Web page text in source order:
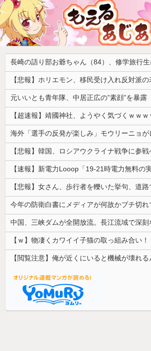
元いいとも青年隊、中居正広の”素顔”を暴露
【超速報】靖國神社、ようやく気づくｗｗ
【悲報】韓国、ロシアウクライナ戦争に参戦
中国、三峡ダムが全開放流。長江流域で深刻
【ｗ】物凄くカワイイ子猫の取っ組み合い！
【閲覧注意】俺が近くにいると機械が壊れる